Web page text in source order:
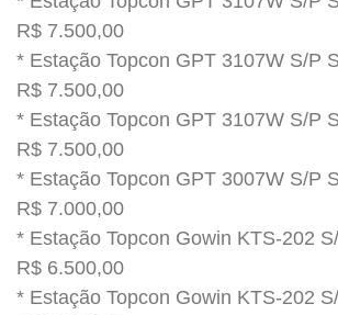
R$ 7.500,00
* Estação Topcon GPT 3107W S/P
R$ 7.500,00
* Estação Topcon GPT 3107W S/P
R$ 7.500,00
* Estação Topcon GPT 3007W S/P
R$ 7.000,00
* Estação Topcon Gowin KTS-202
R$ 6.500,00
* Estação Topcon Gowin KTS-202